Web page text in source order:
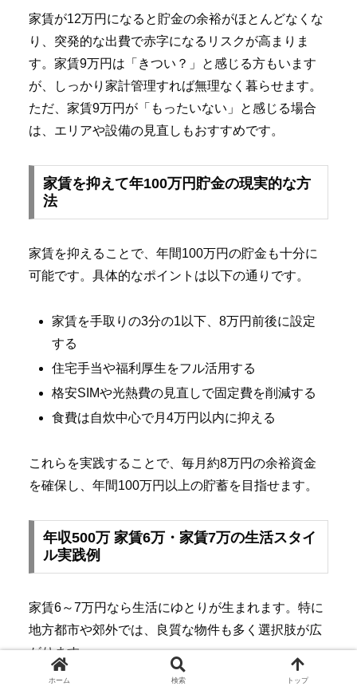
家賃が12万円になると貯金の余裕がほとんどなくな
り、突発的な出費で赤字になるリスクが高まりま
す。家賃9万円は「きつい？」と感じる方もいます
が、しっかり家計管理すれば無理なく暮らせます。
ただ、家賃9万円が「もったいない」と感じる場合
は、エリアや設備の見直しもおすすめです。
家賃を抑えて年100万円貯金の現実的な方
法
家賃を抑えることで、年間100万円の貯金も十分に
可能です。具体的なポイントは以下の通りです。
家賃を手取りの3分の1以下、8万円前後に設定
する
住宅手当や福利厚生をフル活用する
格安SIMや光熱費の見直しで固定費を削減する
食費は自炊中心で月4万円以内に抑える
これらを実践することで、毎月約8万円の余裕資金
を確保し、年間100万円以上の貯蓄を目指せます。
年収500万 家賃6万・家賃7万の生活スタイ
ル実践例
家賃6～7万円なら生活にゆとりが生まれます。特に
地方都市や郊外では、良質な物件も多く選択肢が広
がります。
ホーム 検索 トップ